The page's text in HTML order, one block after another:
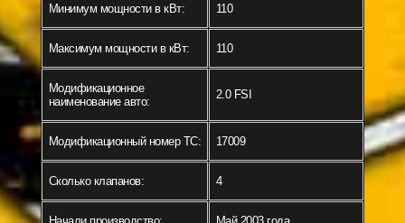
Минимум мощности в кВт: 110
Максимум мощности в кВт: 110
Модификационное
наименование авто:
2.0 FSI
Модификационный номер ТС: 17009
Сколько клапанов: 4